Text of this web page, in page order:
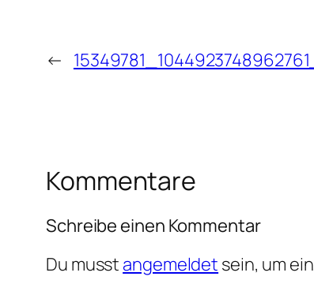
←
Kommentare
Schreibe einen Kommentar
Du musst angemeldet sein, um